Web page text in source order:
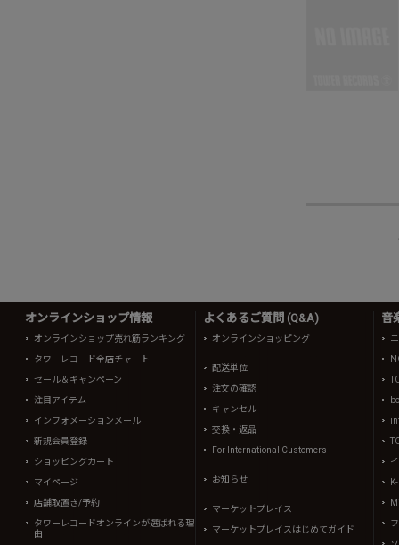
オンラインショップ情報
オンラインショップ売れ筋ランキング
タワーレコード全店チャート
セール＆キャンペーン
注目アイテム
インフォメーションメール
新規会員登録
ショッピングカート
マイページ
店舗取置き/予約
タワーレコードオンラインが選ばれる理
由
よくあるご質問 (Q&A)
オンラインショッピング
配送単位
注文の確認
キャンセル
交換・返品
For International Customers
お知らせ
マーケットプレイス
マーケットプレイスはじめてガイド
音